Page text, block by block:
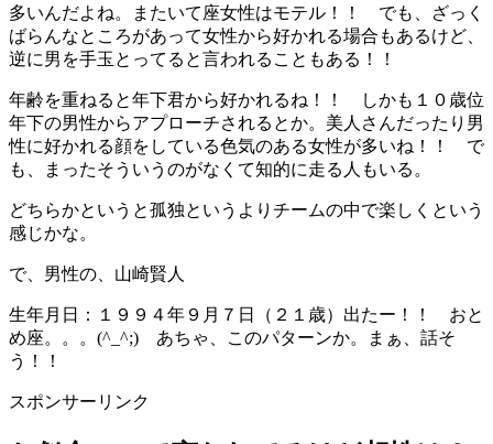
多いんだよね。またいて座女性はモテル！！ でも、ざっく
ばらんなところがあって女性から好かれる場合もあるけど、
逆に男を手玉とってると言われることもある！！
年齢を重ねると年下君から好かれるね！！ しかも１０歳位
年下の男性からアプローチされるとか。美人さんだったり男
性に好かれる顔をしている色気のある女性が多いね！！ で
も、まったそういうのがなくて知的に走る人もいる。
どちらかというと孤独というよりチームの中で楽しくという
感じかな。
で、男性の、山崎賢人
生年月日：１９９４年９月７日（２１歳）出たー！！ おと
め座。。。(^_^;) あちゃ、このパターンか。まぁ、話そ
う！！
スポンサーリンク